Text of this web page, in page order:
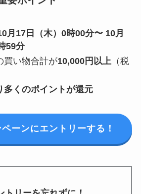
月17日（木）0時00分〜 10月
59分
買い物合計が10,000円以上（税
多くのポイントが還元
ーンにエントリーする！